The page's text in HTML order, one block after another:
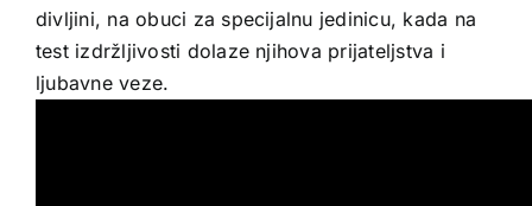
divljini, na obuci za specijalnu jedinicu, kada na
test izdržljivosti dolaze njihova prijateljstva i
ljubavne veze.